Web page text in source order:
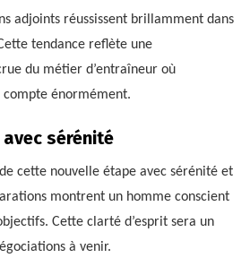
adjoints réussissent brillamment dans
tendance reflète une
du métier d’entraîneur où
compte énormément.
avec sérénité
cette nouvelle étape avec sérénité et
montrent un homme conscient
Cette clarté d’esprit sera un
à venir.